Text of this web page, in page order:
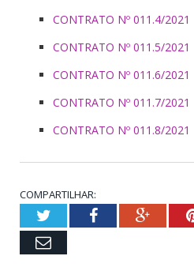
CONTRATO Nº 011.4/2021
CONTRATO Nº 011.5/2021
CONTRATO Nº 011.6/2021
CONTRATO Nº 011.7/2021
CONTRATO Nº 011.8/2021
COMPARTILHAR:
TwitterFacebook
Email